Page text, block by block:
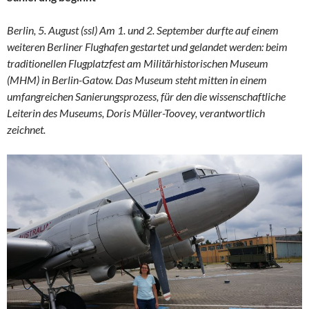
Berlin, 5. August (ssl) Am 1. und 2. September durfte auf einem
weiteren Berliner Flughafen gestartet und gelandet werden: beim
traditionellen Flugplatzfest am Militärhistorischen Museum
(MHM) in Berlin-Gatow. Das Museum steht mitten in einem
umfangreichen Sanierungsprozess, für den diewissenschaftliche
Leiterin des Museums, Doris Müller-Toovey, verantwortlich
zeichnet.